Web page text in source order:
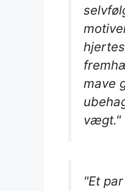
mave
vægt."
"Et